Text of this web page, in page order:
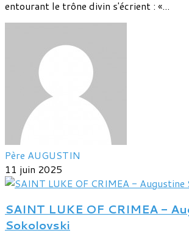
entourant le trône divin s'écrient : «...
Père AUGUSTIN
11 juin 2025
SAINT LUKE OF CRIMEA -
Sokolovski